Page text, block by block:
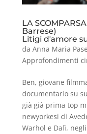
LA
Barrese)
Litigi d'amore
da Anna Maria
Approfondimenti
Ben, giovane
documentario su
già già prima top
newyorkesi di
Warhol e Dalì,